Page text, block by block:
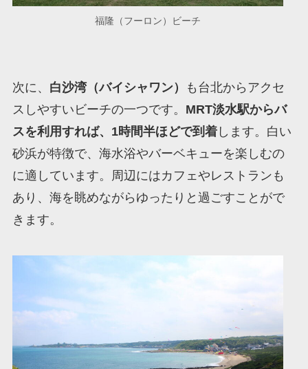
福隆（フーロン）ビーチ
次に、 白沙湾（バイシャワン）
も台北からアクセ
スしやすいビーチの一つです。 MRT淡水駅からバ
スを利用すれば、1時間半ほどで到着します。白い
砂浜が特徴で、海水浴やバーベキューを楽しむの
に適しています。周辺にはカフェやレストランも
あり、海を眺めながらゆったりと過ごすことがで
きます。